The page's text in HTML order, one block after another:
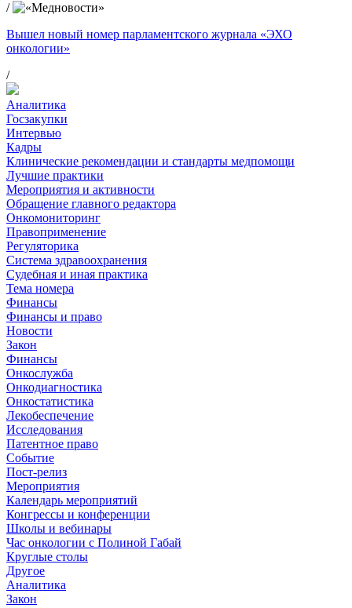
/
Вышел новый номер парламентского журнала «ЭХО
онкологии»
/
Аналитика
Госзакупки
Интервью
Кадры
Клинические рекомендации и стандарты медпомощи
Лучшие практики
Мероприятия и активности
Обращение главного редактора
Онкомониторинг
Правоприменение
Регуляторика
Система здравоохранения
Судебная и иная практика
Тема номера
Финансы
Финансы и право
Новости
Закон
Финансы
Онкослужба
Онкодиагностика
Онкостатистика
Лекобеспечение
Исследования
Патентное право
Событие
Пост-релиз
Мероприятия
Календарь мероприятий
Конгрессы и конференции
Школы и вебинары
Час онкологии с Полиной Габай
Круглые столы
Другое
Аналитика
Закон